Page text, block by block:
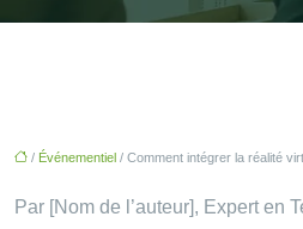
/ Événementiel / Comment intégrer la réalité
Par [Nom de l’auteur], Expert en